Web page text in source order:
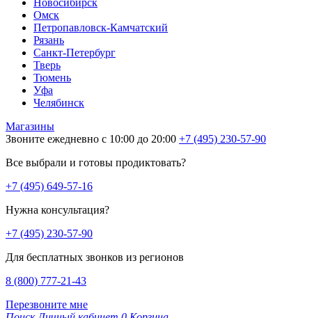
Новосибирск
Омск
Петропавловск-Камчатский
Рязань
Санкт-Петербург
Тверь
Тюмень
Уфа
Челябинск
Магазины
Звоните ежедневно с 10:00 до 20:00 +7 (495) 230-57-90
Все выбрали и готовы продиктовать?
+7 (495) 649-57-16
Нужна консультация?
+7 (495) 230-57-90
Для бесплатных звонков из регионов
8 (800) 777-21-43
Перезвоните мне